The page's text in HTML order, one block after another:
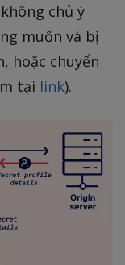
chủ ý
muốn và bị
hoặc chuyển
tại link).